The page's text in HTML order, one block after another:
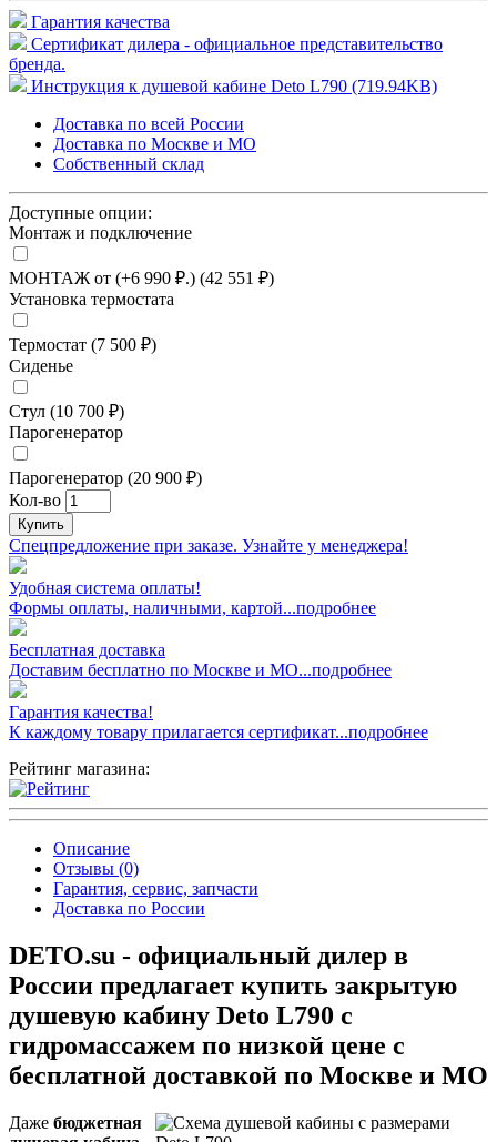
Гарантия качества
Сертификат дилера - официальное представительство
бренда.
Инструкция к душевой кабине Deto L790 (719.94KB)
Доставка по всей России
Доставка по Москве и МО
Собственный склад
Доступные опции:
Монтаж и подключение
МОНТАЖ от (+6 990 ₽.) (42 551 ₽)
Установка термостата
Термостат (7 500 ₽)
Сиденье
Стул (10 700 ₽)
Парогенератор
Парогенератор (20 900 ₽)
Кол-во
Купить
Спецпредложение при заказе. Узнайте у менеджера!
Удобная система оплаты!
Формы оплаты, наличными, картой...подробнее
Бесплатная доставка
Доставим бесплатно по Москве и МО...подробнее
Гарантия качества!
К каждому товару прилагается сертификат...подробнее
Рейтинг магазина:
Описание
Отзывы (0)
Гарантия, сервис, запчасти
Доставка по России
DETO.su - официальный дилер в
России предлагает купить закрытую
душевую кабину Deto L790 с
гидромассажем по низкой цене с
бесплатной доставкой по Москве и МО
Даже бюджетная